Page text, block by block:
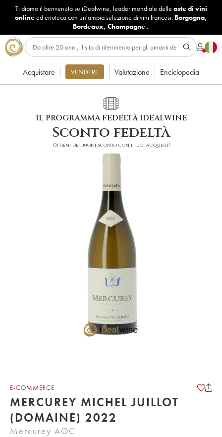
Ti diamo il benvenuto su iDealwine, leader mondiale delle aste di vini
onlineed enoteca con un'ampia selezione di vini francesi: Borgogna,
Bordeaux, Champagne...
Acquistare VENDERE Valutazione Enciclopedia
IL PROGRAMMA FEDELTÀ IDEALWINE
Sconto fedeltà
Ottieni dei buoni sconto con i tuoi acquisti!
E-COMMERCE
MERCUREY MICHEL JUILLOT
(DOMAINE) 2022
Mercurey AOC